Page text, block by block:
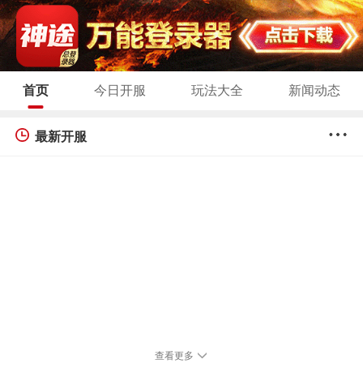
首页 今日开服 玩法大全 新闻动态
最新开服
查看更多